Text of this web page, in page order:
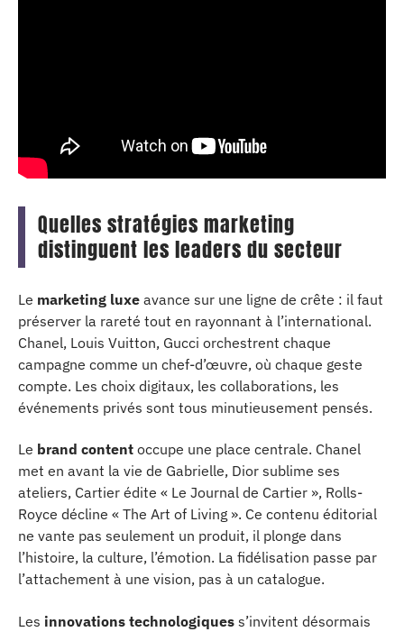
Quelles stratégies marketing
distinguent les leaders du secteur
Le marketing luxe avance sur une ligne de crête : il faut
préserver la rareté tout en rayonnant à l’international.
Chanel, Louis Vuitton, Gucci orchestrent chaque
campagne comme un chef-d’œuvre, où chaque geste
compte. Les choix digitaux, les collaborations, les
événements privés sont tous minutieusement pensés.
Le brand content occupe une place centrale. Chanel
met en avant la vie de Gabrielle, Dior sublime ses
ateliers, Cartier édite « Le Journal de Cartier », Rolls-
Royce décline « The Art of Living ». Ce contenu éditorial
ne vante pas seulement un produit, il plonge dans
l’histoire, la culture, l’émotion. La fidélisation passe par
l’attachement à une vision, pas à un catalogue.
Les innovations technologiques s’invitent désormais